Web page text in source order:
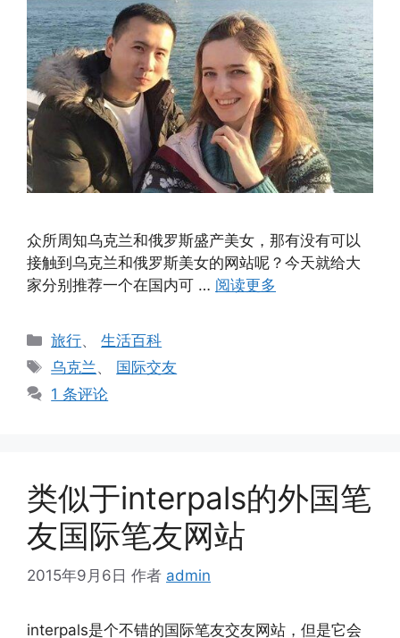
众所周知乌克兰和俄罗斯盛产美女，那有没有可以
接触到乌克兰和俄罗斯美女的网站呢？今天就给大
家分别推荐一个在国内可 … 阅读更多
分
类
旅行、生活百科
标
签
乌克兰、 国际交友
1 条评论
类似于interpals的外国笔
友国际笔友网站
2015年9月6日 作者 admin
interpals是个不错的国际笔友交友网站，但是它会